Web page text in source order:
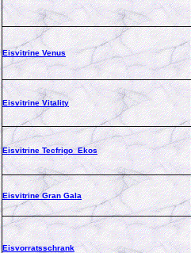
Eisvitrine Venus
Eisvitrine Vitality
Eisvitrine Tecfrigo Ekos
Eisvitrine Gran Gala
Eisvorratsschrank